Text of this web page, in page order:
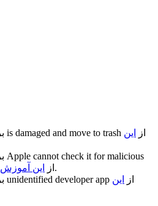
is damaged and move to trash از
این
Apple cannot check it for malicious
از این آموزش
استفاده کنید.
unidentified developer app از
این